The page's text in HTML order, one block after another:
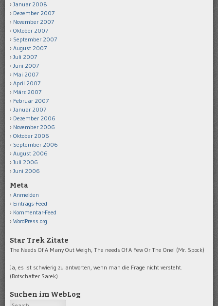
Januar 2008
Dezember 2007
November 2007
Oktober 2007
September 2007
August 2007
Juli 2007
Juni 2007
Mai 2007
April 2007
März 2007
Februar 2007
Januar 2007
Dezember 2006
November 2006
Oktober 2006
September 2006
August 2006
Juli 2006
Juni 2006
Meta
Anmelden
Eintrags-Feed
Kommentar-Feed
WordPress.org
Star Trek Zitate
The Needs Of A Many Out Weigh, The needs Of A Few Or The One! (Mr. Spock)
Ja, es ist schwierig zu antworten, wenn man die Frage nicht versteht.
(Botschafter Sarek)
Suchen im WebLog
Search